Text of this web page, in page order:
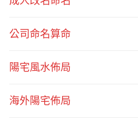
公司命名算命
陽宅風水佈局
海外陽宅佈局